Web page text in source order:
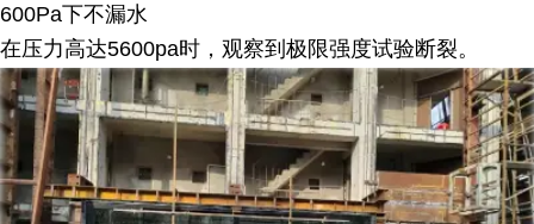
600Pa下不漏水
在压力高达5600pa时，观察到极限强度试验断裂。